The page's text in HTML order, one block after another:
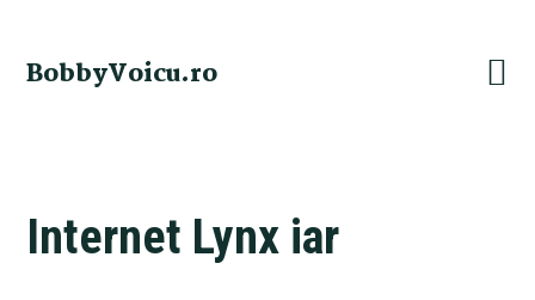
primary
main
primary
footer
BobbyVoicu.ro
Internet Lynx iar